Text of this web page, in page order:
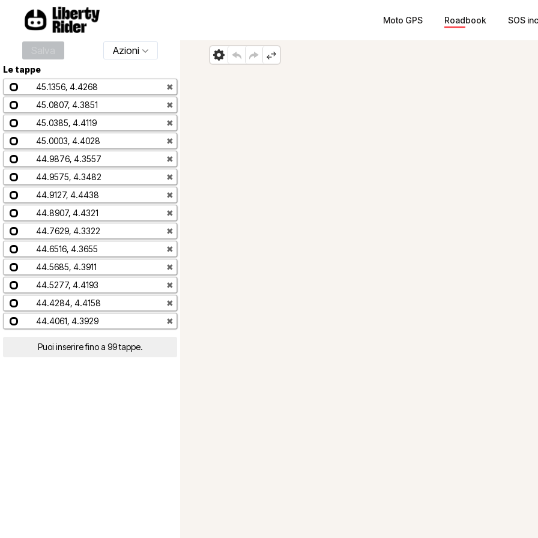
Moto GPS Roadbook SOS
Azioni
Le tappe
45.1356, 4.4268
✖
45.0807, 4.3851
✖
45.0385, 4.4119
✖
45.0003, 4.4028
✖
44.9876, 4.3557
✖
44.9575, 4.3482
✖
44.9127, 4.4438
✖
44.8907, 4.4321
✖
44.7629, 4.3322
✖
44.6516, 4.3655
✖
44.5685, 4.3911
✖
44.5277, 4.4193
✖
44.4284, 4.4158
✖
44.4061, 4.3929
✖
Puoi inserire fino a 99 tappe.